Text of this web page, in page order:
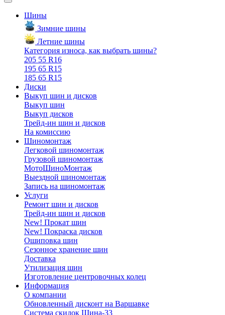
Шины
Зимние шины
Летние шины
Категория износа, как выбрать шины?
205 55 R16
195 65 R15
185 65 R15
Диски
Выкуп шин и дисков
Выкуп шин
Выкуп дисков
Трейд-ин шин и дисков
На комиссию
Шиномонтаж
Легковой шиномонтаж
Грузовой шиномонтаж
МотоШиноМонтаж
Выездной шиномонтаж
Запись на шиномонтаж
Услуги
Ремонт шин и дисков
Трейд-ин шин и дисков
New! Прокат шин
New! Покраска дисков
Ошиповка шин
Сезонное хранение шин
Доставка
Утилизация шин
Изготовление центровочных колец
Информация
О компании
Обновленный дисконт на Варшавке
Система скидок Шина-33